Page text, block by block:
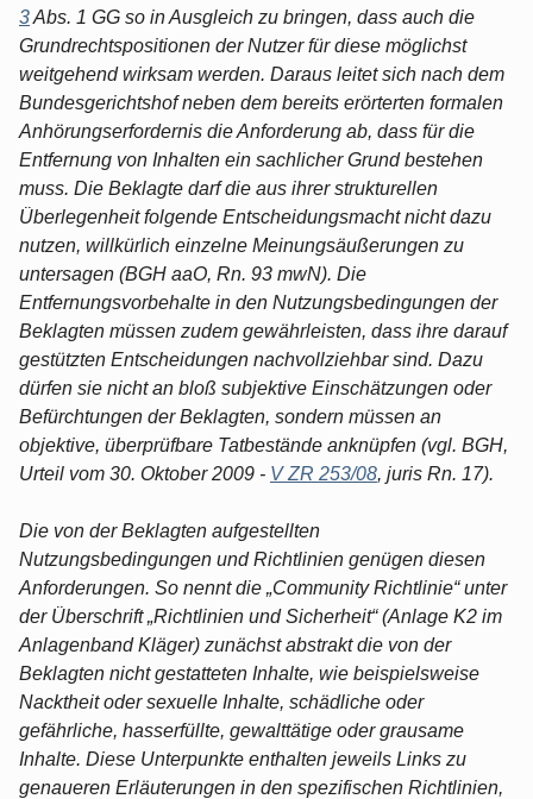
3Abs. 1 GG so in Ausgleich zu bringen, dass auch die
Grundrechtspositionen der Nutzer für diese möglichst
weitgehend wirksam werden. Daraus leitet sich nach dem
Bundesgerichtshof neben dem bereits erörterten formalen
Anhörungserfordernis die Anforderung ab, dass für die
Entfernung von Inhalten ein sachlicher Grund bestehen
muss. Die Beklagte darf die aus ihrer strukturellen
Überlegenheit folgende Entscheidungsmacht nicht dazu
nutzen, willkürlich einzelne Meinungsäußerungen zu
untersagen (BGH aaO, Rn. 93 mwN). Die
Entfernungsvorbehalte in den Nutzungsbedingungen der
Beklagten müssen zudem gewährleisten, dass ihre darauf
gestützten Entscheidungen nachvollziehbar sind. Dazu
dürfen sie nicht an bloß subjektive Einschätzungen oder
Befürchtungen der Beklagten, sondern müssen an
objektive, überprüfbare Tatbestände anknüpfen (vgl. BGH,
Urteil vom 30. Oktober 2009 - V ZR 253/08, juris Rn. 17).
Die von der Beklagten aufgestellten
Nutzungsbedingungen und Richtlinien genügen diesen
Anforderungen. So nennt die „Community Richtlinie“ unter
der Überschrift „Richtlinien und Sicherheit“ (Anlage K2 im
Anlagenband Kläger) zunächst abstrakt die von der
Beklagten nicht gestatteten Inhalte, wie beispielsweise
Nacktheit oder sexuelle Inhalte, schädliche oder
gefährliche, hasserfüllte, gewalttätige oder grausame
Inhalte. Diese Unterpunkte enthalten jeweils Links zu
genaueren Erläuterungen in den spezifischen Richtlinien,